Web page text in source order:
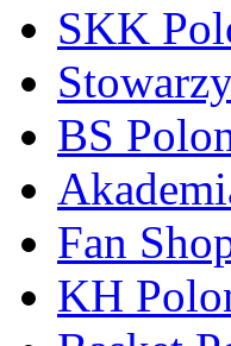
SKK
BS
Fan
KH